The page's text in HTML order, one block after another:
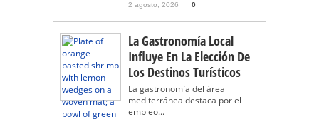
2 agosto, 2026 0
La Gastronomía Local
Influye En La Elección De
Los Destinos Turísticos
La gastronomía del área
mediterránea destaca por el
empleo...